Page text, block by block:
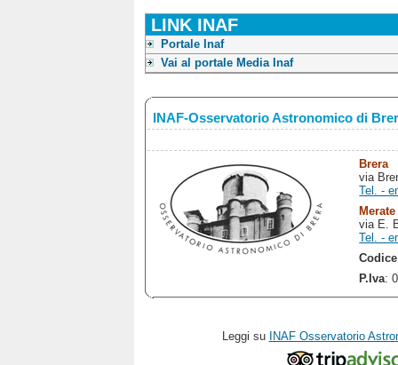
LINK INAF
Portale Inaf
Vai al portale Media Inaf
INAF-Osservatorio Astronomico di
Brera
via
Tel. -
Merate
via E.
Tel. -
P.Iva:
Leggi su INAF Osservatorio